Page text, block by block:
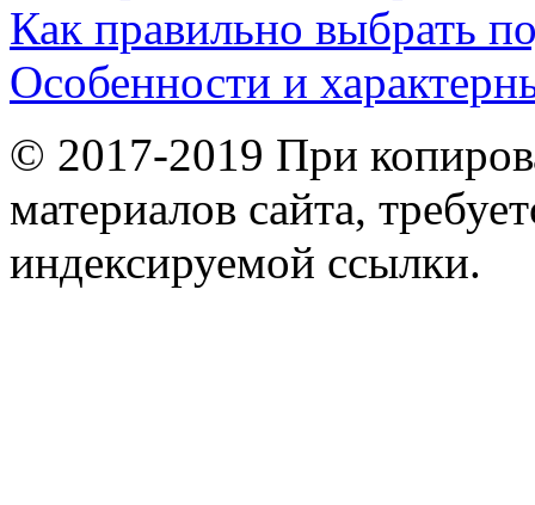
Как правильно выбрать
Особенности и
© 2017-2019 При
материалов сайта,
индексируемой ссылки.